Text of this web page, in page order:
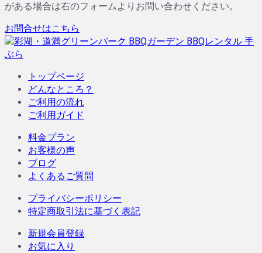
がある場合は右のフォームよりお問い合わせください。
お問合せはこちら
トップページ
どんなところ？
ご利用の流れ
ご利用ガイド
料金プラン
お客様の声
ブログ
よくあるご質問
プライバシーポリシー
特定商取引法に基づく表記
新規会員登録
お気に入り